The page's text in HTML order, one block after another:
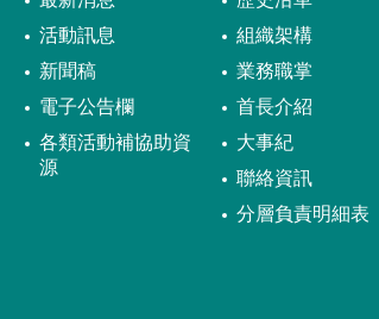
活動訊息
新聞稿
電子公告欄
各類活動補協助資
源
組織架構
業務職掌
首長介紹
大事紀
聯絡資訊
分層負責明細表